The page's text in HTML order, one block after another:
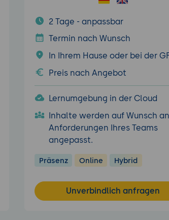
2 Tage - anpassbar
Termin nach Wunsch
In Ihrem Hause oder bei der
Preis nach Angebot
Lernumgebung in der Cloud
Inhalte werden auf Wunsch
Anforderungen Ihres Teams
angepasst.
Präsenz Online Hybrid
Unverbindlich anfragen